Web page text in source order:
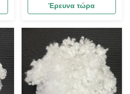
αόριστο μήκος για
πλέξιμο νήματος και
Έρευνα τώρα